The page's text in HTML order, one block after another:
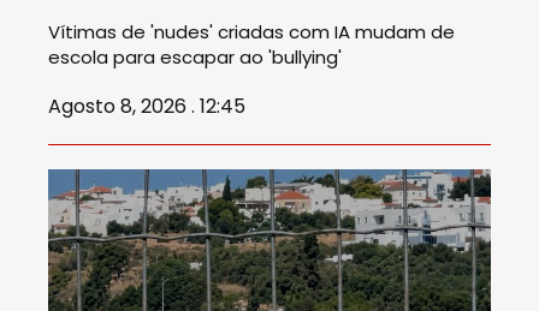
Vítimas de 'nudes' criadas com IA mudam de
escola para escapar ao 'bullying'
Agosto 8, 2026 . 12:45